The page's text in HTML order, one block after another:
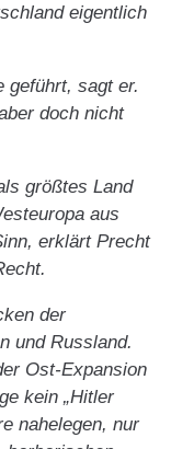
eigentlich
geführt, sagt er.
doch nicht
größtes Land
aus
erklärt Precht
der
und Russland.
Ost-Expansion
kein „Hitler
nahelegen, nur